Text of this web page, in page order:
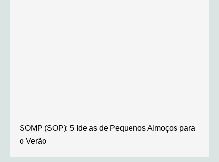
SOMP (SOP): 5 Ideias de Pequenos Almoços para
o Verão